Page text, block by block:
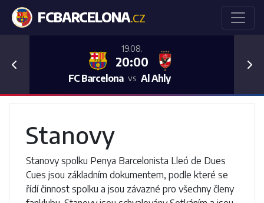
FCBARCELONA.CZ
19.08.
20:00
FC Barcelona vs Al Ahly
Previous
Stanovy
Stanovy spolku Penya Barcelonista Lleó de Dues
Cues jsou základním dokumentem, podle které se
řídí činnost spolku a jsou závazné pro všechny členy